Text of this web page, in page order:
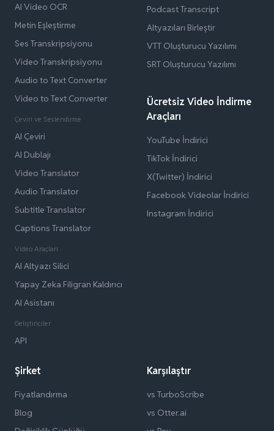
AI Video OCR
Metin Eşleştirme
Ses Transkripsiyonu
Video Transkripsiyonu
Audio to Text Converter
Video to Text Converter
Çeviri ve Seslendirme
AI Çeviri
AI Dublajı
Video Translator
Audio Translator
Subtitle Translator
Captions Translator
Video Araçları
AI Altyazı Silici
Yapay Zeka Filigran Kaldırıcı
AI Asistanı
Geliştiriciler
API
Podcast Transcript
Altyazıları Birleştir
VTT Oluşturucu Yazılımı
SRT Oluşturucu Yazılımı
Ücretsiz Video İndirme
Araçları
YouTube İndirici
TikTok İndirici
X(Twitter) İndirici
Facebook Videolar İndirici
Instagram İndirici
Şirket
Fiyatlandırma
Blog
Karşılaştır
vs TurboScribe
vs Otter.ai